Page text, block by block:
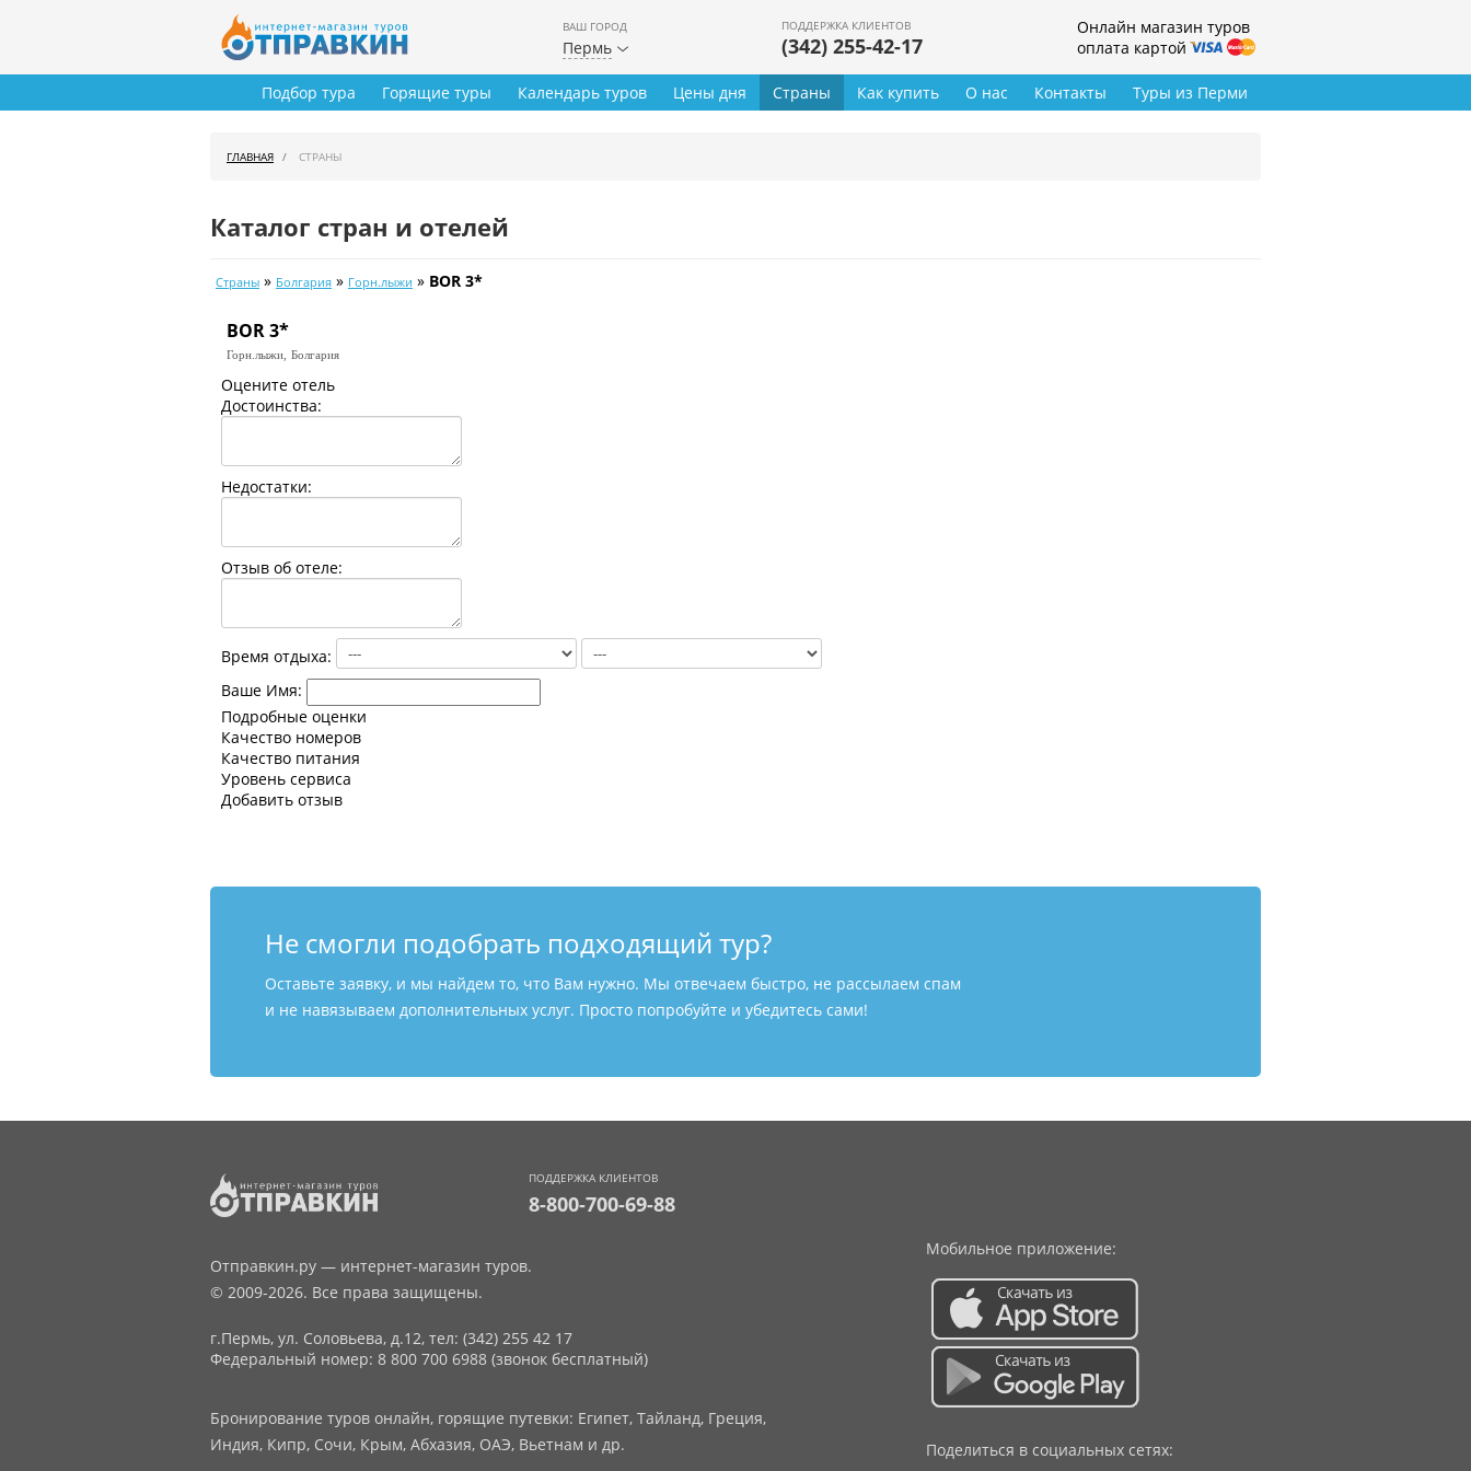
ВАШ ГОРОД
Пермь
ПОДДЕРЖКА КЛИЕНТОВ
(342) 255-42-17
Онлайн магазин туров
оплата картой
Туры из Перми
Подбор тура Горящие туры Календарь туров Цены дня Страны Как купить О нас Контакты
ГЛАВНАЯ СТРАНЫ
Каталог стран и отелей
Страны » Болгария » Горн.лыжи » BOR 3*
BOR 3*
Горн.лыжи, Болгария
Оцените отель
Достоинства:
Недостатки:
Отзыв об отеле:
Время отдыха:
Ваше Имя:
Подробные оценки
Качество номеров
Качество питания
Уровень сервиса
Добавить отзыв
Не смогли подобрать подходящий тур?
Оставьте заявку, и мы найдем то, что Вам нужно. Мы отвечаем быстро, не рассылаем спам
и не навязываем дополнительных услуг. Просто попробуйте и убедитесь сами!
ПОДДЕРЖКА КЛИЕНТОВ
8-800-700-69-88
Отправкин.ру — интернет-магазин туров.
© 2009-2026. Все права защищены.
г.Пермь, ул. Соловьева, д.12, тел: (342) 255 42 17
Федеральный номер: 8 800 700 6988 (звонок бесплатный)
Бронирование туров онлайн, горящие путевки: Египет, Тайланд, Греция,
Индия, Кипр, Сочи, Крым, Абхазия, ОАЭ, Вьетнам и др.
Мобильное приложение:
Поделиться в социальных сетях: